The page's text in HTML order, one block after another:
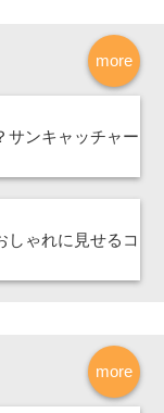
more
サンキャッチャー
しゃれに見せるコ
more